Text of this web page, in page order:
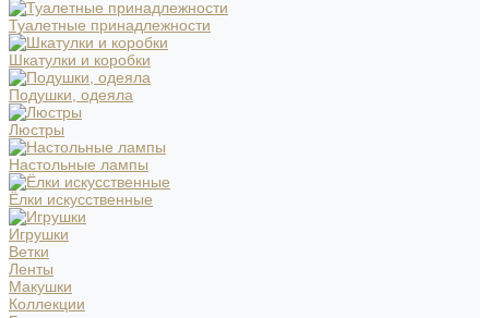
Туалетные принадлежности
Шкатулки и коробки
Подушки, одеяла
Люстры
Настольные лампы
Ёлки искусственные
Игрушки
Ветки
Ленты
Макушки
Коллекции